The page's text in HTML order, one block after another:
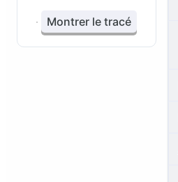
Montrer le tracé